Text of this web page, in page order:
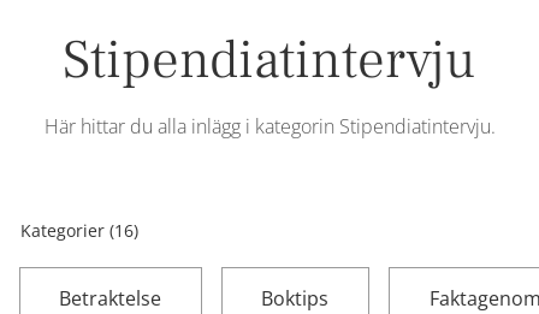
Stipendiatintervju
Här hittar du alla inlägg i kategorin Stipendiatintervju.
Kategorier (16)
Betraktelse Boktips